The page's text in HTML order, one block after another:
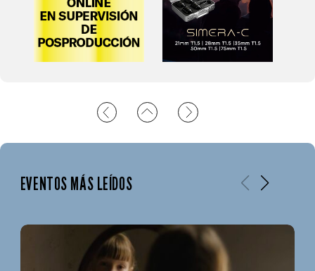
EVENTOS MÁS LEÍDOS